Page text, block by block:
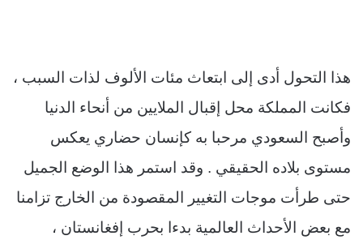
هذا التحول أدى إلى ابتعاث مئات الألوف لذات السبب ،
فكانت المملكة محل إقبال الملايين من أنحاء الدنيا
وأصبح السعودي مرحبا به كإنسان حضاري يعكس
مستوى بلاده الحقيقي . وقد استمر هذا الوضع الجميل
حتى طرأت موجات التغيير المقصودة من الخارج تزامنا
مع بعض الأحداث العالمية بدءا بحرب إفغانستان ،